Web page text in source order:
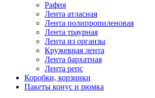
Рафия
Лента атласная
Лента полипропиленовая
Лента траурная
Лента из органзы
Кружевная лента
Лента бархатная
Лента репс
Коробки, корзинки
Пакеты конус и рюмка